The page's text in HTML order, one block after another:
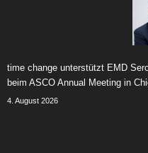
time change unterstützt EMD
beim ASCO Annual Meeting in
4. August 2026